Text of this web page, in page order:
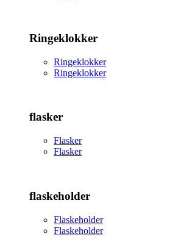
Ringeklokker
Ringeklokker
Ringeklokker
flasker
Flasker
Flasker
flaskeholder
Flaskeholder
Flaskeholder